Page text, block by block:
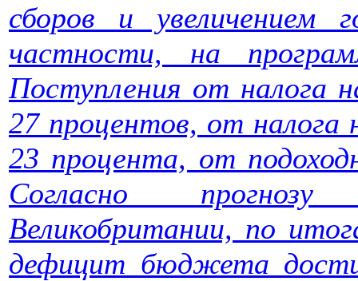
сборов и увеличением
частности, на
Поступления от налога
27 процентов, от налога
23 процента, от
Согласно
Великобритании, по
дефицит бюджета